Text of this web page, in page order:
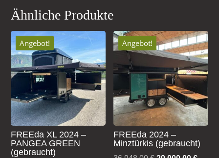
Ähnliche Produkte
Angebot!
FREEda XL 2024 –
PANGEA GREEN
(gebraucht)
Angebot!
FREEda 2024 –
Minztürkis (gebraucht)